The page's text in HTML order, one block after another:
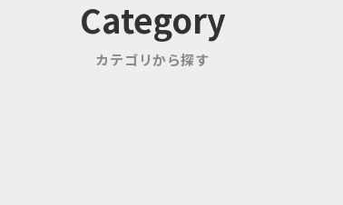
Category
カテゴリから探す